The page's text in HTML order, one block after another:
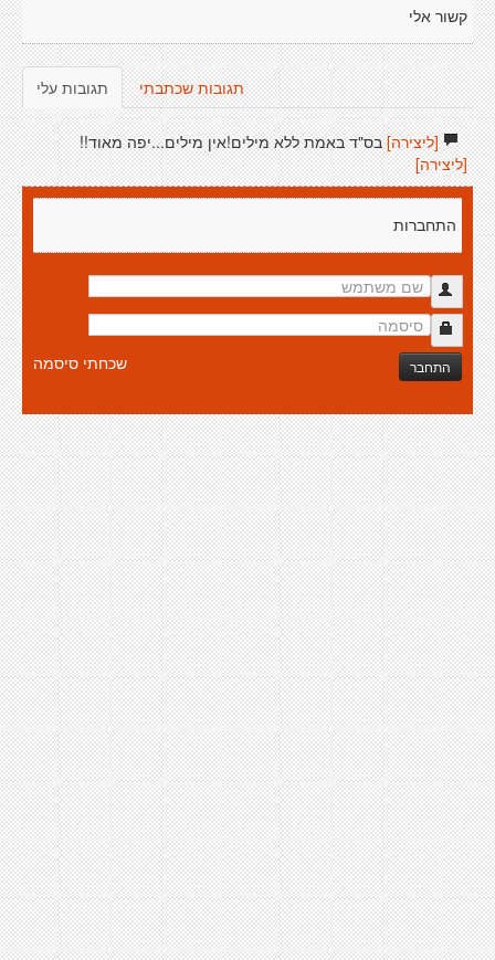
קשור אלי
תגובות עלי תגובות שכתבתי
[ליצירה]בס"ד באמת ללא מילים!אין מילים...יפה מאוד!!
[ליצירה]
התחברות
התחבר שכחתי סיסמה